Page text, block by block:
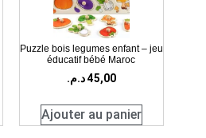
Puzzle bois legumes enfant – jeu
éducatif bébé Maroc
45,00د.م.
Ajouter au panier